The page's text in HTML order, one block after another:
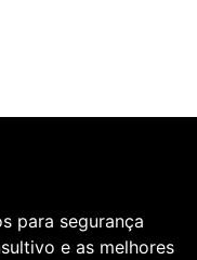
para segurança
e as melhores